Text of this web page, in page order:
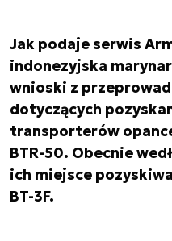
Jak podaje serwis
indonezyjska
wnioski z
dotyczących
transporterów
BTR-50. Obecnie
ich miejsce
BT-3F.